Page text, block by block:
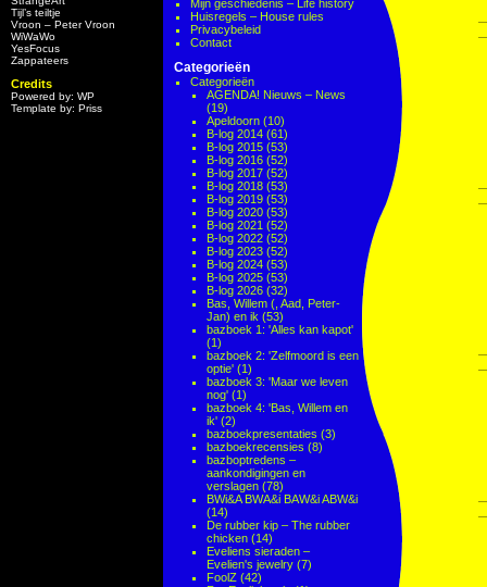
Tijl’s teiltje
Vroon – Peter Vroon
WiWaWo
YesFocus
Zappateers
Credits
Powered by: WP
Template by: Priss
Mijn geschiedenis – Life history
Huisregels – House rules
Privacybeleid
Contact
Categorieën
Categorieën
AGENDA! Nieuws – News
(19)
Apeldoorn (10)
B-log 2014 (61)
B-log 2015 (53)
B-log 2016 (52)
B-log 2017 (52)
B-log 2018 (53)
B-log 2019 (53)
B-log 2020 (53)
B-log 2021 (52)
B-log 2022 (52)
B-log 2023 (52)
B-log 2024 (53)
B-log 2025 (53)
B-log 2026 (32)
Bas, Willem (, Aad, Peter-
Jan) en ik (53)
bazboek 1: 'Alles kan kapot'
(1)
bazboek 2: 'Zelfmoord is een
optie' (1)
bazboek 3: 'Maar we leven
nog' (1)
bazboek 4: 'Bas, Willem en
ik' (2)
bazboekpresentaties (3)
bazboekrecensies (8)
bazboptredens –
aankondigingen en
verslagen (78)
BWi&A BWA&i BAW&i ABW&i
(14)
De rubber kip – The rubber
chicken (14)
Eveliens sieraden –
Evelien's jewelry (7)
FoolZ (42)